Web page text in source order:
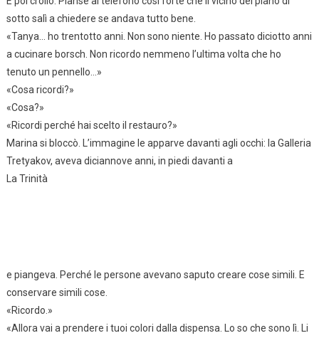
sotto salì a chiedere se andava tutto bene.
«Tanya… ho trentotto anni. Non sono niente. Ho passato diciotto anni
a cucinare borsch. Non ricordo nemmeno l’ultima volta che ho
tenuto un pennello…»
«Cosa ricordi?»
«Cosa?»
«Ricordi perché hai scelto il restauro?»
Marina si bloccò. L’immagine le apparve davanti agli occhi: la Galleria
Tretyakov, aveva diciannove anni, in piedi davanti a
La Trinità
e piangeva. Perché le persone avevano saputo creare cose simili. E
conservare simili cose.
«Ricordo.»
«Allora vai a prendere i tuoi colori dalla dispensa. Lo so che sono lì. Li